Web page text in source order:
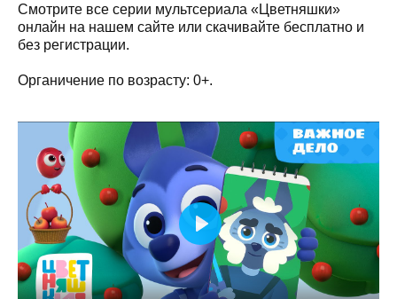
Смотрите все серии мультсериала «Цветняшки»
онлайн на нашем сайте или скачивайте бесплатно и
без регистрации.
Органичение по возрасту: 0+.
Play